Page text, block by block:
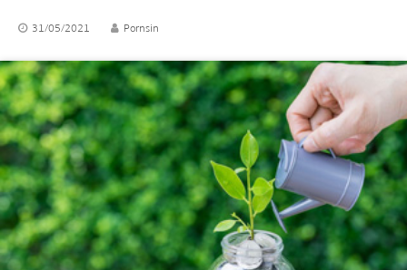
31/05/2021 Pornsin